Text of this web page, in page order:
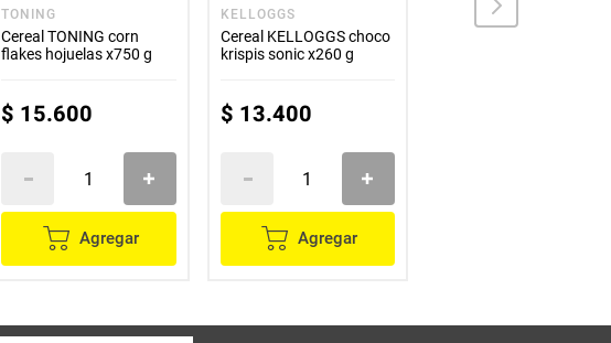
TONING
Cereal TONING corn
flakes hojuelas x750 g
$ 15.600
Agregar
KELLOGGS
Cereal KELLOGGS choco
krispis sonic x260 g
$ 13.400
Agregar